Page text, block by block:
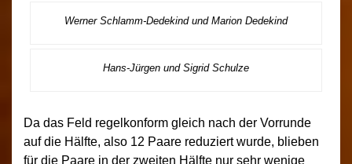
Werner Schlamm-Dedekind und Marion Dedekind
Hans-Jürgen und Sigrid Schulze
Da das Feld regelkonform gleich nach der Vorrunde
auf die Hälfte, also 12 Paare reduziert wurde, blieben
für die Paare in der zweiten Hälfte nur sehr wenige